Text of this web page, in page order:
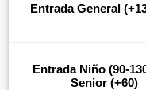
Entrada General
Entrada Niño (90-
Senior (+60)